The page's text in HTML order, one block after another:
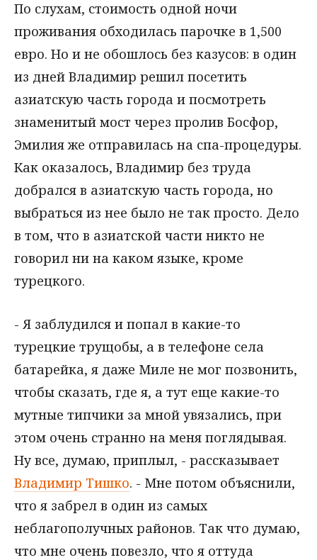
По слухам, стоимость одной ночи
проживания обходилась парочке в 1,500
евро. Но и не обошлось без казусов: в один
из дней Владимир решил посетить
азиатскую часть города и посмотреть
знаменитый мост через пролив Босфор,
Эмилия же отправилась на спа-процедуры.
Как оказалось, Владимир без труда
добрался в азиатскую часть города, но
выбраться из нее было не так просто. Дело
в том, что в азиатской части никто не
говорил ни на каком языке, кроме
турецкого.
- Я заблудился и попал в какие-то
турецкие трущобы, а в телефоне села
батарейка, я даже Миле не мог позвонить,
чтобы сказать, где я, а тут еще какие-то
мутные типчики за мной увязались, при
этом очень странно на меня поглядывая.
Ну все, думаю, приплыл, - рассказывает
Владимир Тишко. - Мне потом объяснили,
что я забрел в один из самых
неблагополучных районов. Так что думаю,
что мне очень повезло, что я оттуда